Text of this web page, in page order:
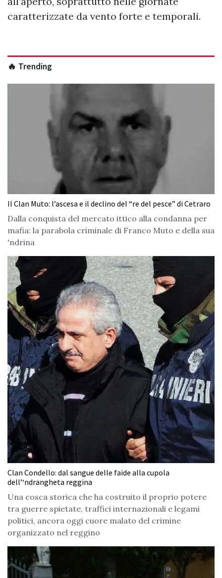
caratterizzate da vento forte e temporali.
🔥 Trending
Il Clan Muto: l’ascesa e il declino del “re del pesce” di Cetraro
Dalla conquista del mercato ittico alla condanna per
mafia: la parabola criminale di Franco Muto e della sua
'ndrina
Clan Condello: dal sangue delle faide alla cupola
dell’‘ndrangheta reggina
Una cosca storica che ha costruito il proprio potere
tra guerre spietate, traffici internazionali e legami
politici, ancora oggi cuore malato del crimine
organizzato nel reggino